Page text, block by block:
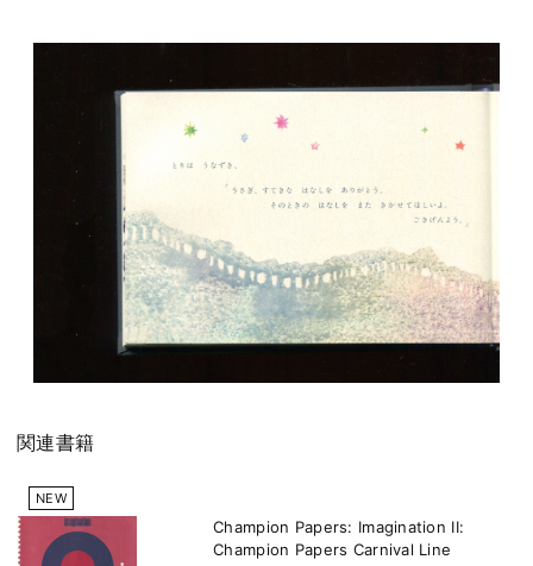
関連書籍
NEW
Champion Papers: Imagination II:
Champion Papers Carnival Line